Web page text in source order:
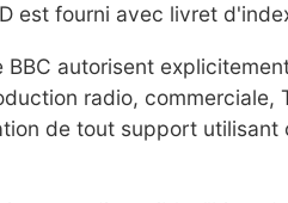
est fourni avec livret
autorisent
radio, commerciale,
de tout support utilisant